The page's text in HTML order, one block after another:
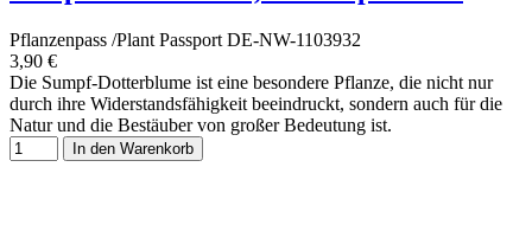
Pflanzenpass /Plant Passport DE-NW-1103932
3,90 €
Die Sumpf-Dotterblume ist eine besondere Pflanze, die nicht nur
durch ihre Widerstandsfähigkeit beeindruckt, sondern auch für die
Natur und die Bestäuber von großer Bedeutung ist.
In den Warenkorb